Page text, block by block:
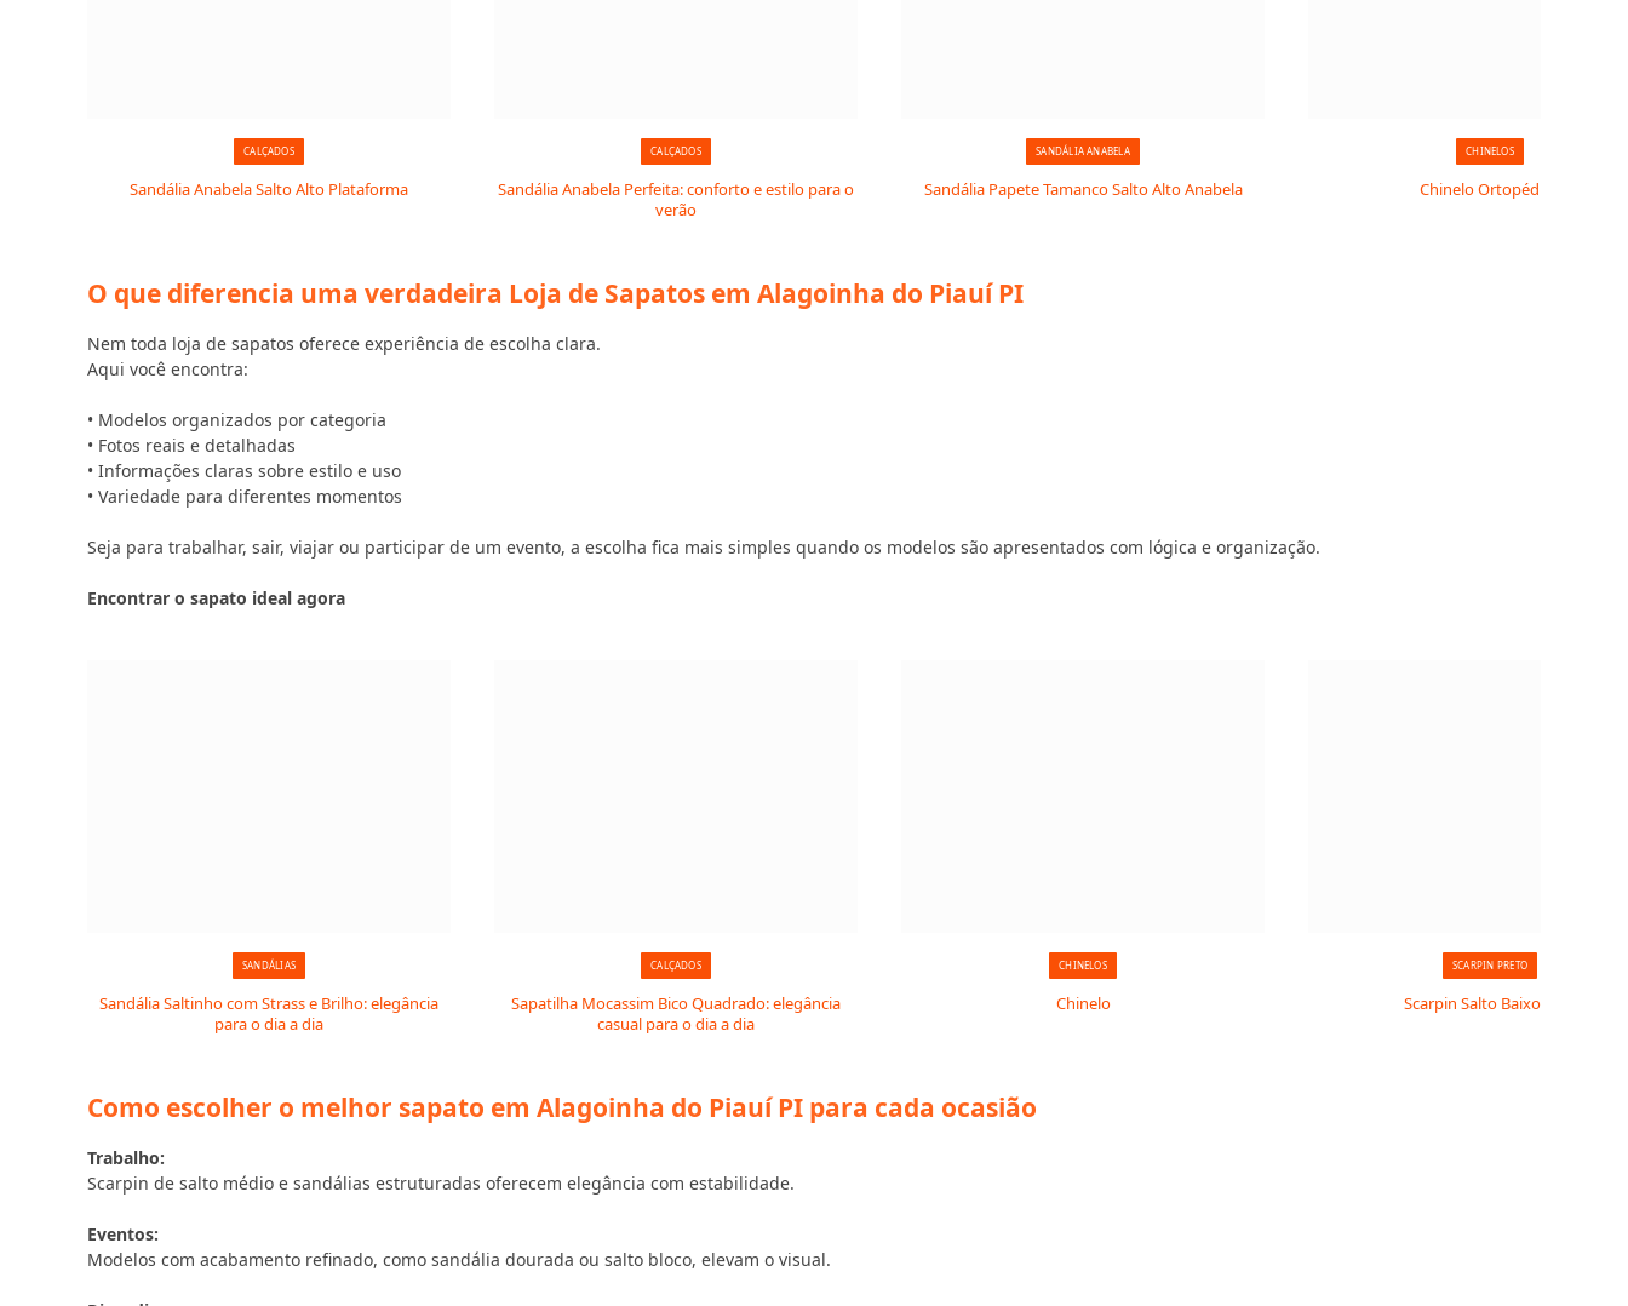
CALÇADOS
Sandália Anabela Salto Alto Plataforma
CALÇADOS
Sandália Anabela Perfeita: conforto e estilo para o
verão
SANDÁLIA ANABELA
Sandália Papete Tamanco Salto Alto Anabela
CHINELOS
Chinelo Ortopédico
O que diferencia uma verdadeira Loja de Sapatos em Alagoinha do Piauí PI
Nem toda loja de sapatos oferece experiência de escolha clara.
Aqui você encontra:
• Modelos organizados por categoria
• Fotos reais e detalhadas
• Informações claras sobre estilo e uso
• Variedade para diferentes momentos
Seja para trabalhar, sair, viajar ou participar de um evento, a escolha fica mais simples quando os modelos são apresentados com lógica e organização.
Encontrar o sapato ideal agora
SANDÁLIAS
Sandália Saltinho com Strass e Brilho: elegância
para o dia a dia
CALÇADOS
Sapatilha Mocassim Bico Quadrado: elegância
casual para o dia a dia
CHINELOS
Chinelo
SCARPIN PRETO
Scarpin Salto Baixo Fino
Como escolher o melhor sapato em Alagoinha do Piauí PI para cada ocasião
Trabalho:
Scarpin de salto médio e sandálias estruturadas oferecem elegância com estabilidade.
Eventos:
Modelos com acabamento refinado, como sandália dourada ou salto bloco, elevam o visual.